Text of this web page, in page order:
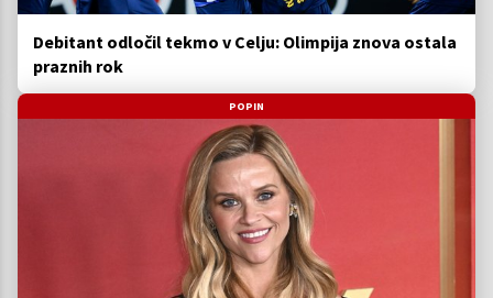
Debitant odločil tekmo v Celju: Olimpija znova ostala
praznih rok
POPIN